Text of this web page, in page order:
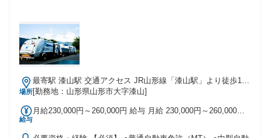
場所
最寄駅 漆山駅 交通アクセス JR山形線「漆山駅」より徒歩14
分、車で3分 ◎車通勤OK！駐車場あります
[勤務地：山形県山形市大字漆山]
給与
月給230,000円～260,000円 給与 月給 230,000円～260,000円
ます ▼別途支給する手当 ■資格手当（お持ちの資格に応じて